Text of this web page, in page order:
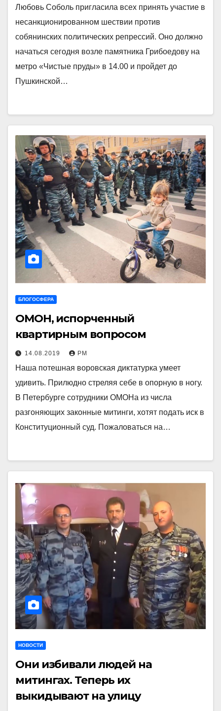
Любовь Соболь пригласила всех принять участие в
несанкционированном шествии против
собянинских политических репрессий. Оно должно
начаться сегодня возле памятника Грибоедову на
метро «Чистые пруды» в 14.00 и пройдет до
Пушкинской…
БЛОГОСФЕРА
ОМОН, испорченный
квартирным вопросом
14.08.2019 РМ
Наша потешная воровская диктатурка умеет
удивить. Прилюдно стреляя себе в опорную в ногу.
В Петербурге сотрудники ОМОНа из числа
разгоняющих законные митинги, хотят подать иск в
Конституционный суд. Пожаловаться на…
НОВОСТИ
Они избивали людей на
митингах. Теперь их
выкидывают на улицу